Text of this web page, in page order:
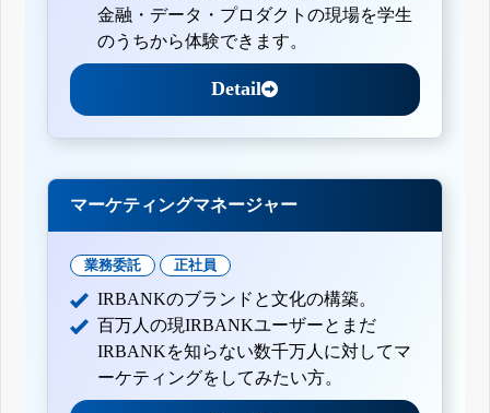
金融・データ・プロダクトの現場を学生
のうちから体験できます。
Detail
マーケティングマネージャー
業務委託 正社員
IRBANKのブランドと文化の構築。
百万人の現IRBANKユーザーとまだ
IRBANKを知らない数千万人に対してマ
ーケティングをしてみたい方。